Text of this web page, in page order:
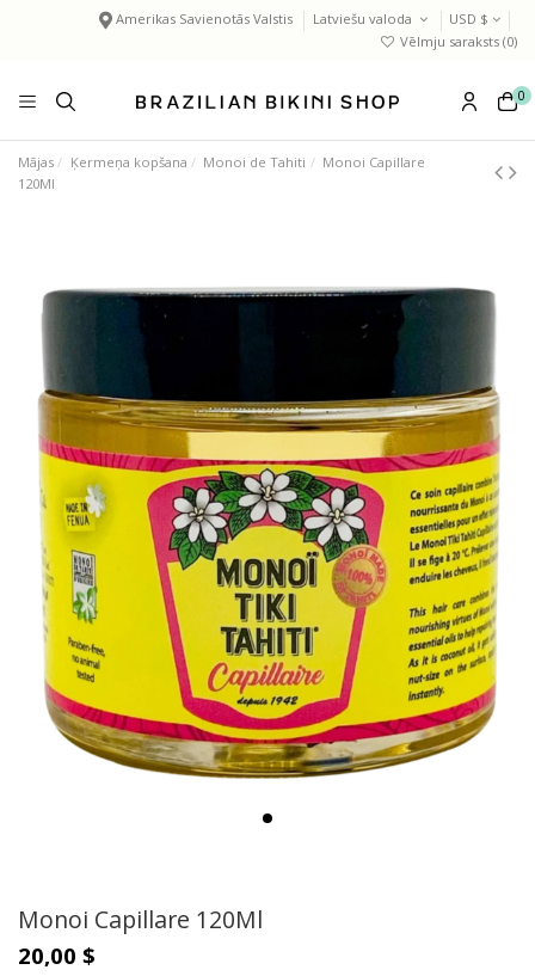
Amerikas Savienotās Valstis Latviešu valoda
USD $
Vēlmju saraksts (0)
0
Mājas Ķermeņa kopšana Monoi de Tahiti
Monoi Capillare
120Ml
Monoi Capillare 120Ml
20,00 $